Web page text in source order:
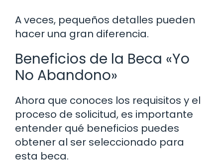
A veces, pequeños detalles pueden
hacer una gran diferencia.
Beneficios de la Beca «Yo
No Abandono»
Ahora que conoces los requisitos y el
proceso de solicitud, es importante
entender qué beneficios puedes
obtener al ser seleccionado para
esta beca.